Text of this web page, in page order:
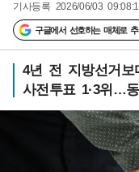
기사등록 2026/06/03
구글에서 선호하는 매체로 추
4년 전 지방선거보
사전투표 1·3위…